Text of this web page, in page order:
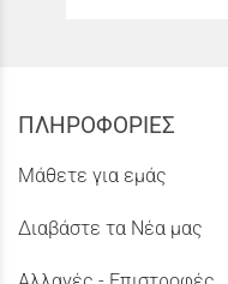
ΠΛΗΡΟΦΟΡΙΕΣ
Μάθετε για εμάς
Διαβάστε τα Νέα μας